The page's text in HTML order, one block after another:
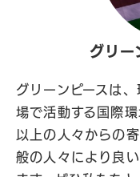
グリー
グリーンピースは
場で活動する国際
以上の人々からの
般の人々により良